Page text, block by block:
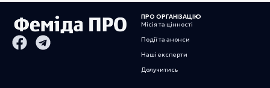
ПРО ОРГАНІЗАЦІЮ
Місія та цінності
Події та анонси
Наші експерти
Долучитись